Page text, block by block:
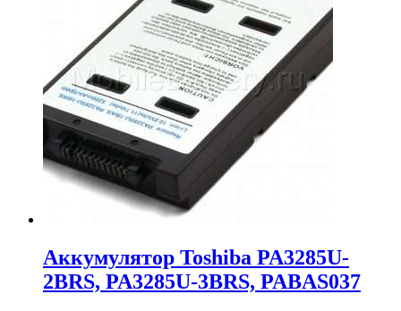
Аккумулятор Toshiba PA3285U-
2BRS, PA3285U-3BRS, PABAS037